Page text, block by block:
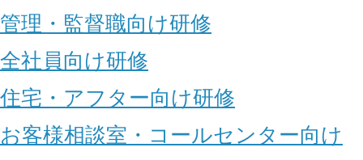
管理・監督職向け研修
全社員向け研修
住宅・アフター向け研修
お客様相談室・コールセンター向け